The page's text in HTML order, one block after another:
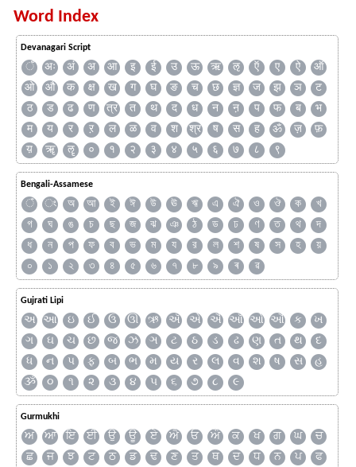
Word Index
Devanagari Script
ँ अः अं अ आ इ ई उ ऊ ऋ ऌ ऍ ए ऐ
ऑ
ओ
औ क क्ष ख ग घ ङ च छ ज्ञ ज झ ञ
ट
ठ
ड ढ ण त्र त थ द ध न ऩ प फ ब
भ
म
य र ऱ ल ळ व श श्र ष स ह ॐ ज़
फ़
य़
ॠ ॡ ० १ २ ३ ४ ५ ६ ७ ८ ९
Bengali-Assamese
ঁ ং অ আ ই ঈ উ ঊ ঋ এ ঐ ও ঔ ক
খ
গ
ঘ ঙ চ ছ জ ঝ ঞ ঠ ড ঢ ণ ত থ
দ
ধ
ন প ফ ব ভ ম য র ল শ ষ স হ
য়
০
১ ২ ৩ ৪ ৫ ৬ ৭ ৮ ৯ ৰ ৱ
Gujrati Lipi
અ આ ઇ ઈ ઉ ઊ ઋ ઍ એ ઐ ઑ ઓ ઔ ક
ખ
ગ
ઘ ચ છ જ ઝ ઞ ટ ઠ ડ ઢ ણ ત થ
દ
ધ
ન પ ફ બ ભ મ ય ર લ વ શ ષ સ
હ
ૐ
૦ ૧ ૨ ૩ ૪ ૫ ૬ ૭ ૮ ૯
Gurmukhi
ਅ ਆ ਇ ਈ ਉ ਊ ਏ ਐ ਓ ਔ ਕ ਖ ਗ ਘ
ਚ
ਛ
ਜ ਝ ਟ ਠ ਡ ਢ ਣ ਤ ਥ ਦ ਧ ਨ ਪ
ਫ